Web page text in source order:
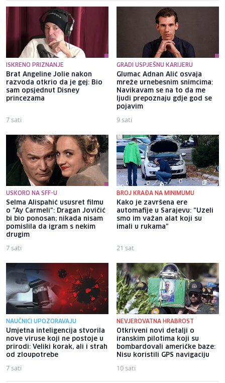
ISKRENO PRIZNANJE
Brat Angeline Jolie nakon
razvoda otkrio da je gej: Bio
sam opsjednut Disney
princezama
7 sati
GRADI USPJEŠNU KARIJERU
Glumac Adnan Alić osvaja
mreže urnebesnim snimcima:
Navikavam se na to da me
ljudi prepoznaju gdje god se
pojavim
9 sati
USKORO NA SFF-U
Selma Alispahić ususret filmu
o "Ay Carmeli": Dragan Jovičić
bi bio ponosan; nikada nisam
pomislila da igram s nekim
drugim
7 sati
BROJ KRAĐA NA MINIMUMU
Kako je završena ere
automafije u Sarajevu: "Uzeli
smo im važan alat koji su
imali u rukama"
21 sat
NAUČNICI UPOZORAVAJU
Umjetna inteligencija stvorila
nove viruse koji ne postoje u
prirodi: Veliki korak, ali i strah
od zloupotrebe
7 sati
NEVJEROVATNA HRABROST
Otkriveni novi detalji o
iranskim pilotima koji su
bombardovali američke baze:
Nisu koristili GPS navigaciju
10 sati